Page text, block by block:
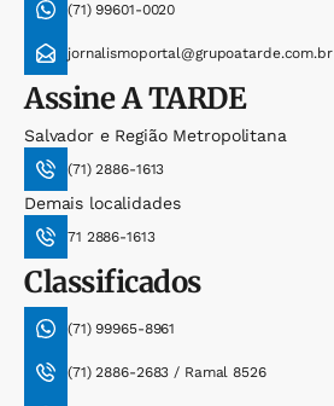
(71) 99601-0020
jornalismoportal@grupoatarde.com.br
AssineA TARDE
Salvador e Região Metropolitana
(71) 2886-1613
Demais localidades
71 2886-1613
Classificados
(71) 99965-8961
(71) 2886-2683 / Ramal 8526